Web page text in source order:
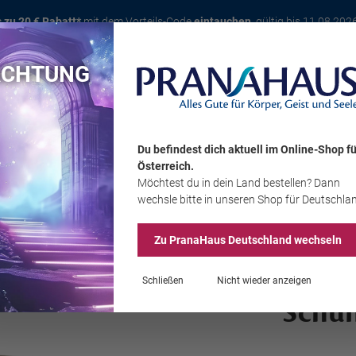
zu 20 € Rabatt*mit dem Vorteils-Codeeintauchen, gültig bis
Karte
Schmuck Edelsteine Wohnambiente
Sale
Du befindest dich aktuell im Online-Shop
Österreich.
Möchtest du in dein Land bestellen? Dann
wechsle bitte in unseren Shop für
Zu PranaHausDeutschland wechseln
Schließen Nicht wieder anzeigen